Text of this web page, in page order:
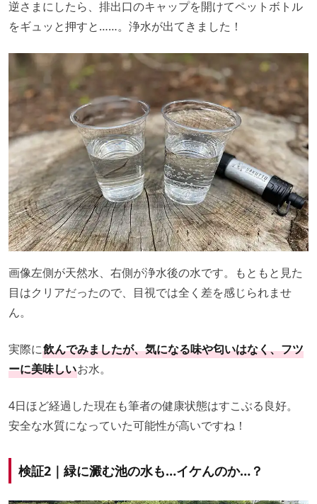
逆さまにしたら、排出口のキャップを開けてペットボトル
をギュッと押すと……。浄水が出てきました！
画像左側が天然水、右側が浄水後の水です。もともと見た
目はクリアだったので、目視では全く差を感じられませ
ん。
実際に飲んでみましたが、気になる味や匂いはなく、フツ
ーに美味しいお水。
4日ほど経過した現在も筆者の健康状態はすこぶる良好。
安全な水質になっていた可能性が高いですね！
検証2｜緑に澱む池の水も…イケんのか…？